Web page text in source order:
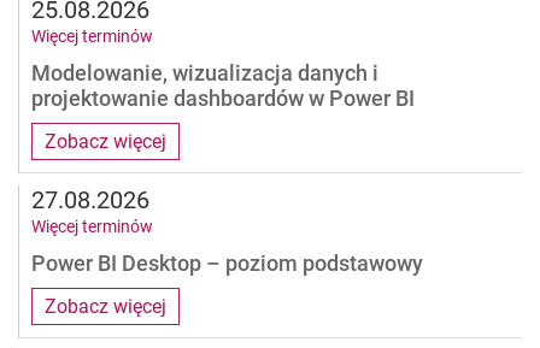
Zobacz więcej
Modelowanie, wizualizacja danych i
projektowanie dashboardów w Power BI
25.08.2026
Więcej terminów
Zobacz więcej
Power BI Desktop – poziom podstawowy
27.08.2026
Więcej terminów